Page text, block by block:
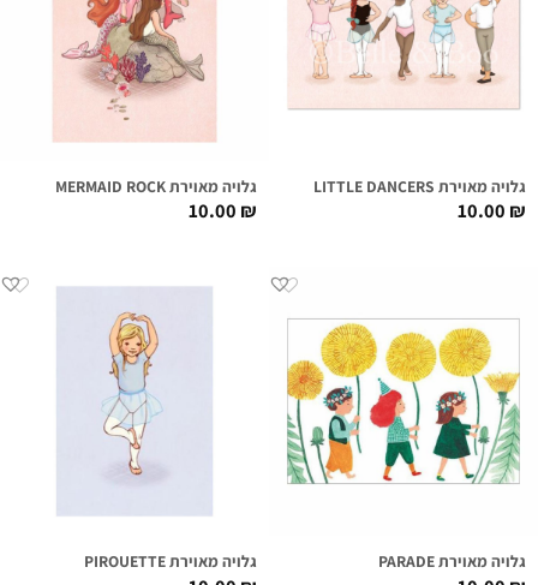
גלויה מאוירת LITTLE DANCERS
10.00₪
גלויה מאוירת MERMAID ROCK
10.00₪
גלויה מאוירת PARADE גלויה מאוירת PIROUETTE